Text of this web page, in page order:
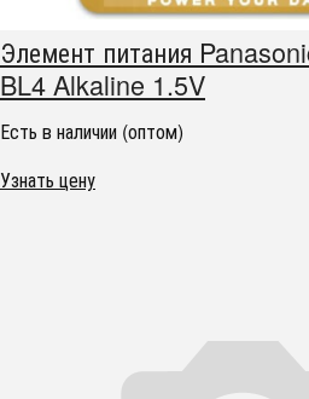
Элемент питания
BL4 Alkaline 1.5V
Есть в наличии (оптом)
Узнать цену